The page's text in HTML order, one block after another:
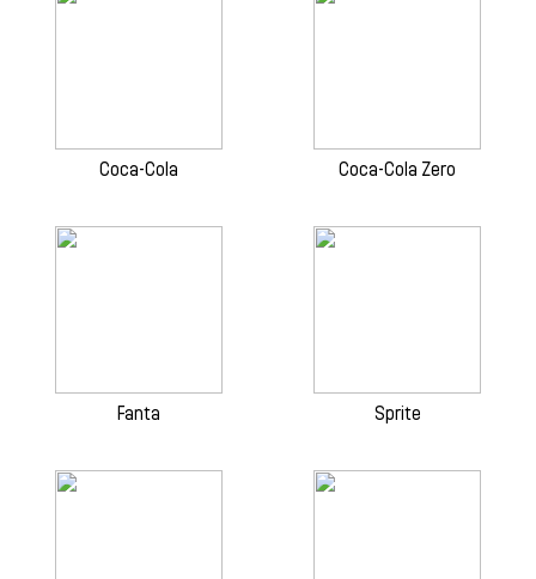
Coca-Cola Coca-Cola Zero
Fanta Sprite